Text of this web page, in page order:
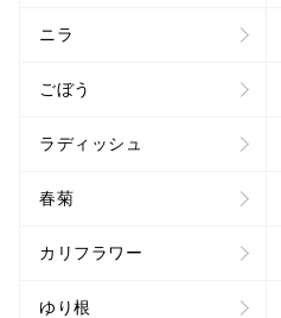
ニラ
ごぼう
ラディッシュ
春菊
カリフラワー
ゆり根